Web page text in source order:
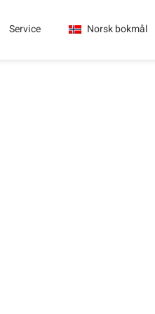
Service Norsk bokmål